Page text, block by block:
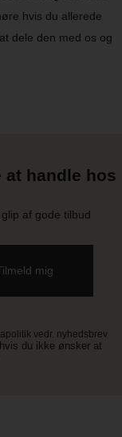
hvis du allerede
dele den med os og
at handle hos
af gode tilbud
vedr. nyhedsbrev
du ikke ønsker at